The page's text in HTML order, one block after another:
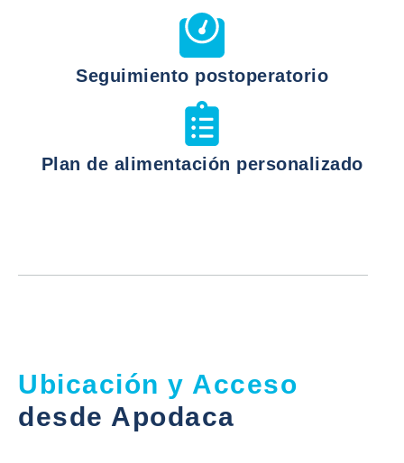
Seguimiento postoperatorio
Plan de alimentación personalizado
Ubicación y Acceso
desde Apodaca